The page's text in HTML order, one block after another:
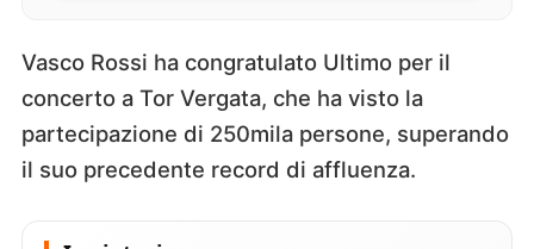
Vasco Rossi ha congratulato Ultimo per il
concerto a Tor Vergata, che ha visto la
partecipazione di 250mila persone, superando
il suo precedente record di affluenza.